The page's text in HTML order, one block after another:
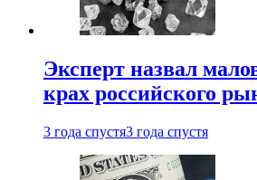
Эксперт назвал
крах российского
3 года спустя3 года спустя